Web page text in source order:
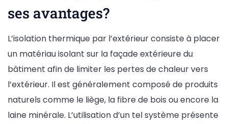
ses avantages?
L’isolation thermique par l’extérieur consiste à placer
un matériau isolant sur la façade extérieure du
bâtiment afin de limiter les pertes de chaleur vers
l’extérieur. Il est généralement composé de produits
naturels comme le liège, la fibre de bois ou encore la
laine minérale. L’utilisation d’un tel système présente